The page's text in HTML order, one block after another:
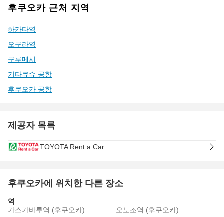
후쿠오카 근처 지역
하카타역
오구라역
구루메시
기타큐슈 공항
후쿠오카 공항
제공자 목록
TOYOTA Rent a Car
후쿠오카에 위치한 다른 장소
역
가스가바루역 (후쿠오카)
오노조역 (후쿠오카)